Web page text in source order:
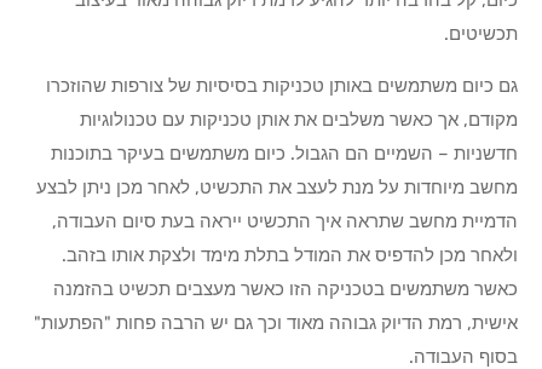
תכשיטים.
גם כיום משתמשים באותן טכניקות בסיסיות של צורפות שהוזכרו
מקודם, אך כאשר משלבים את אותן טכניקות עם טכנולוגיות
חדשניות – השמיים הם הגבול. כיום משתמשים בעיקר בתוכנות
מחשב מיוחדות על מנת לעצב את התכשיט, לאחר מכן ניתן לבצע
הדמיית מחשב שתראה איך התכשיט ייראה בעת סיום העבודה,
ולאחר מכן להדפיס את המודל בתלת מימד ולצקת אותו בזהב.
כאשר משתמשים בטכניקה הזו כאשר מעצבים תכשיט בהזמנה
אישית, רמת הדיוק גבוהה מאוד וכך גם יש הרבה פחות "הפתעות"
בסוף העבודה.